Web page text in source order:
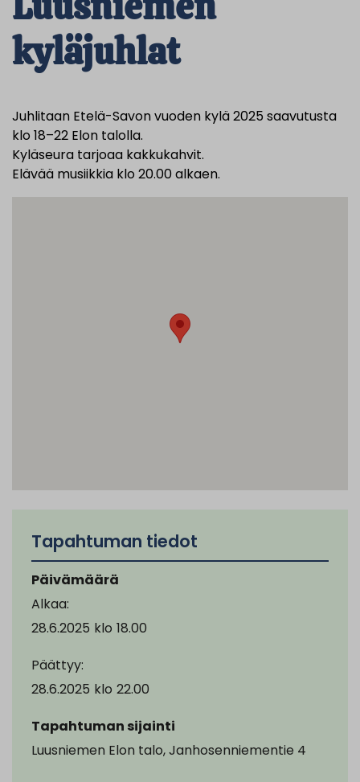
kyläjuhlat
Juhlitaan Etelä-Savon vuoden kylä 2025 saavutusta
klo 18–22 Elon talolla.
Kyläseura tarjoaa kakkukahvit.
Elävää musiikkia klo 20.00 alkaen.
Tapahtuman tiedot
Päivämäärä
Alkaa:
28.6.2025 klo 18.00
Päättyy:
28.6.2025 klo 22.00
Tapahtuman sijainti
Luusniemen Elon talo, Janhosenniementie 4